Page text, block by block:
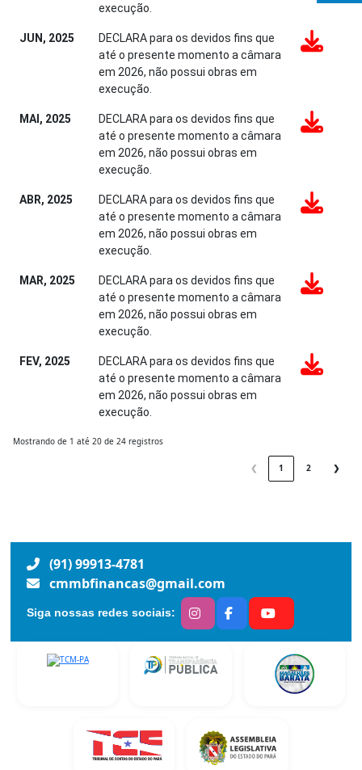
execução.
JUN, 2025
DECLARA para os devidos fins que
até o presente momento a câmara
em 2026, não possui obras em
execução.
MAI, 2025
DECLARA para os devidos fins que
até o presente momento a câmara
em 2026, não possui obras em
execução.
ABR, 2025
DECLARA para os devidos fins que
até o presente momento a câmara
em 2026, não possui obras em
execução.
MAR, 2025
DECLARA para os devidos fins que
até o presente momento a câmara
em 2026, não possui obras em
execução.
FEV, 2025
DECLARA para os devidos fins que
até o presente momento a câmara
em 2026, não possui obras em
execução.
Mostrando de 1 até 20 de 24 registros
❮ 1 2 ❯
(91) 99913-4781
cmmbfinancas@gmail.com
Siga nossas redes sociais: